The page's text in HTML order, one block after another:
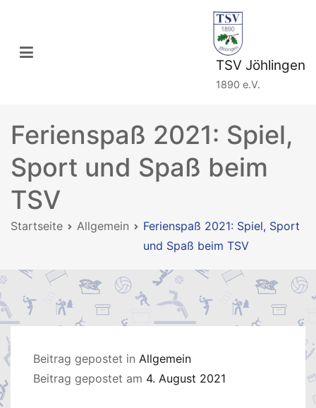
springen
TSV Jöhlingen
1890 e.V.
Ferienspaß 2021: Spiel,
Sport und Spaß beim
TSV
Startseite Allgemein
Ferienspaß 2021: Spiel, Sport
und Spaß beim TSV
Beitrag gepostet in Allgemein
Beitrag gepostet am 4. August 2021